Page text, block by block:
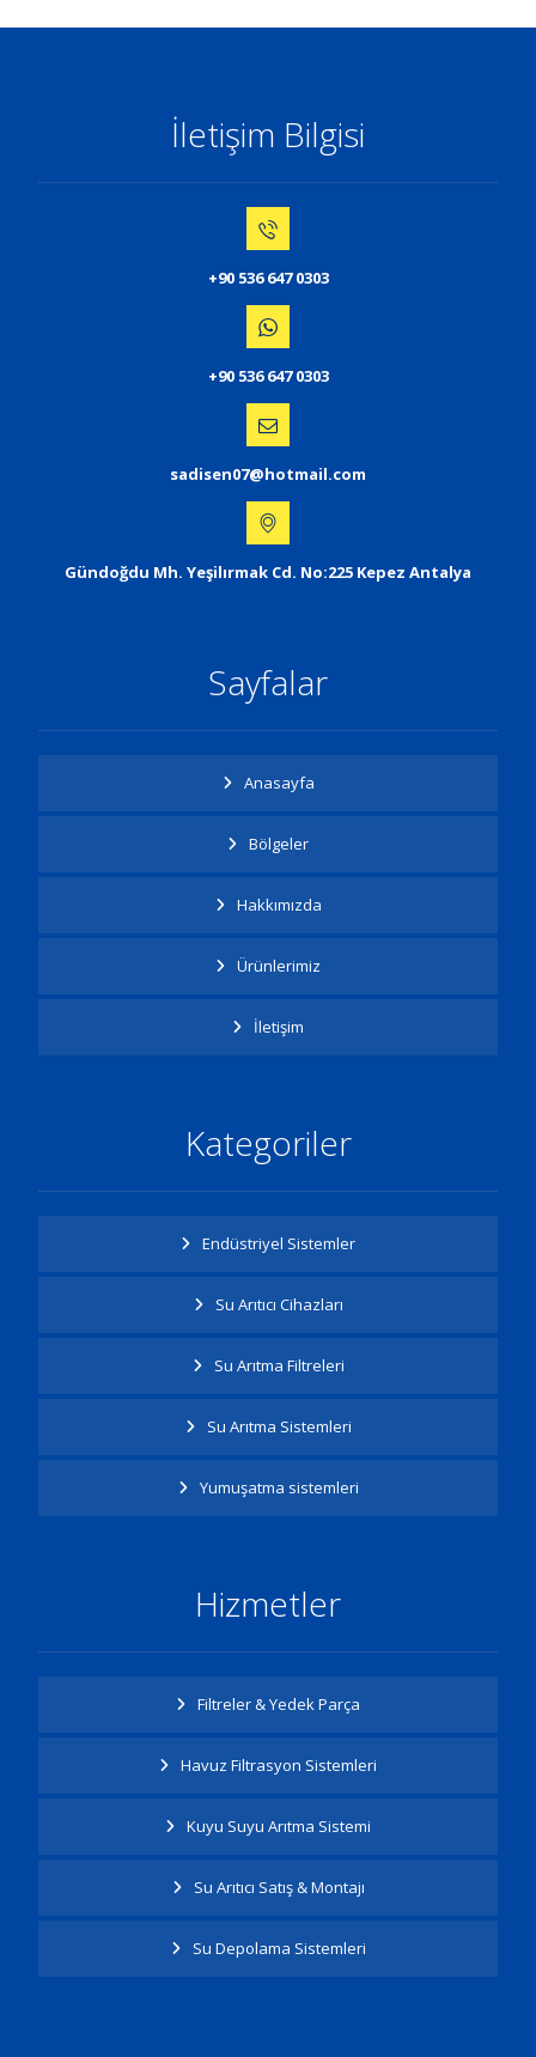
İletişim Bilgisi
+90 536 647 0303
+90 536 647 0303
sadisen07@hotmail.com
Gündoğdu Mh. Yeşilırmak Cd. No:225 Kepez Antalya
Sayfalar
Anasayfa
Bölgeler
Hakkımızda
Ürünlerimiz
İletişim
Kategoriler
Endüstriyel Sistemler
Su Arıtıcı Cihazları
Su Arıtma Filtreleri
Su Arıtma Sistemleri
Yumuşatma sistemleri
Hizmetler
Filtreler & Yedek Parça
Havuz Filtrasyon Sistemleri
Kuyu Suyu Arıtma Sistemi
Su Arıtıcı Satış & Montajı
Su Depolama Sistemleri